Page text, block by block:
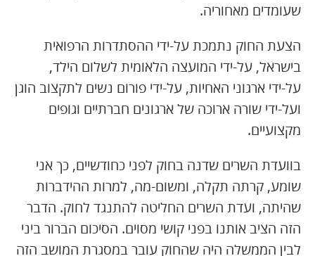
שעומדים מאחוריה.
הצעת החוק נתמכת על-ידי ההסתדרות הרפואית
בישראל, על-ידי המועצה הלאומית לשלום הילד,
על-ידי ארגוני האחיות, על-ידי פורום נשים לתקצוב הוגן
ועל-ידי שורה ארוכה של ארגונים חברתיים וגופים
מקצועיים.
בוועדת השרים שדנה בחוק לפני כחודשיים, כך אני
שומע, קרתה תקלה, ומשום-מה, למרות ההידברות
שהיתה, ועדת השרים החליטה להתנגד לחוק. הדבר
הזה הציב אותנו בפני קושי מסוים. הסיכום הברור ביני
לבין הממשלה היה שהחוק עובר במסגרת המושב הזה